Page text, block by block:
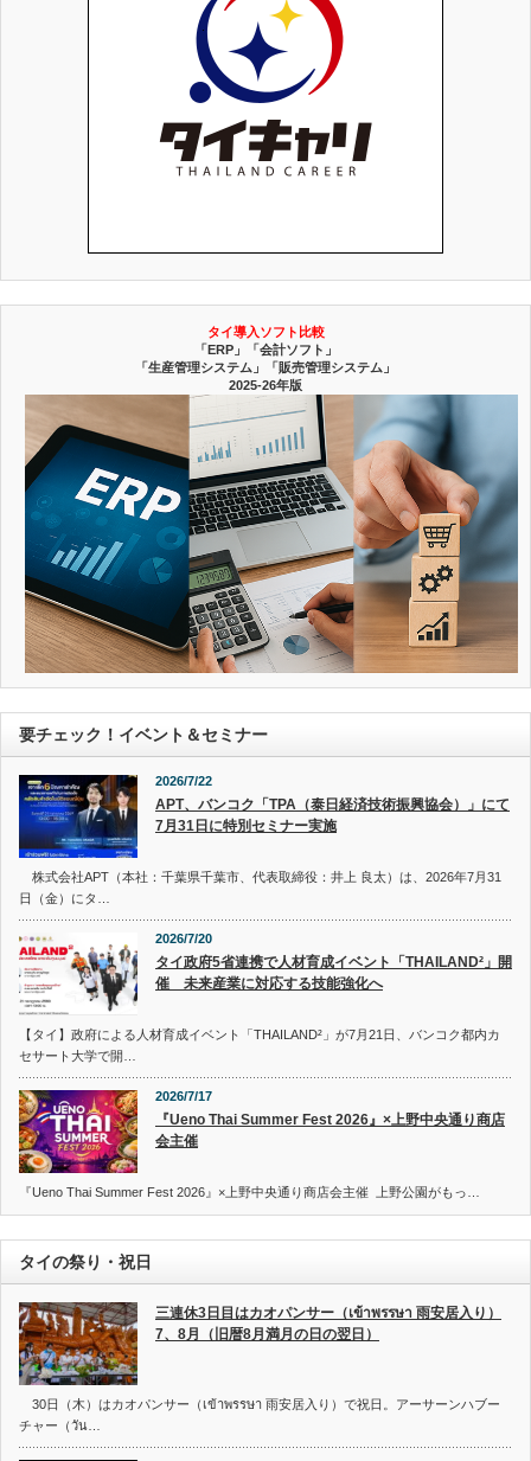
タイ導入ソフト比較
「ERP」「会計ソフト」
「生産管理システム」「販売管理システム」
2025-26年版
要チェック！イベント＆セミナー
2026/7/22
APT、バンコク「TPA（泰日経済技術振興協会）」にて
7月31日に特別セミナー実施
株式会社APT（本社：千葉県千葉市、代表取締役：井上 良太）は、2026年7月31
日（金）にタ…
2026/7/20
タイ政府5省連携で人材育成イベント「THAILAND²」開
催 未来産業に対応する技能強化へ
【タイ】政府による人材育成イベント「THAILAND²」が7月21日、バンコク都内カ
セサート大学で開…
2026/7/17
『Ueno Thai Summer Fest 2026』×上野中央通り商店
会主催
『Ueno Thai Summer Fest 2026』×上野中央通り商店会主催 上野公園がもっ…
タイの祭り・祝日
三連休3日目はカオパンサー（เข้าพรรษา 雨安居入り）
7、8月（旧暦8月満月の日の翌日）
30日（木）はカオパンサー（เข้าพรรษา 雨安居入り）で祝日。アーサーンハブー
チャー（วัน…